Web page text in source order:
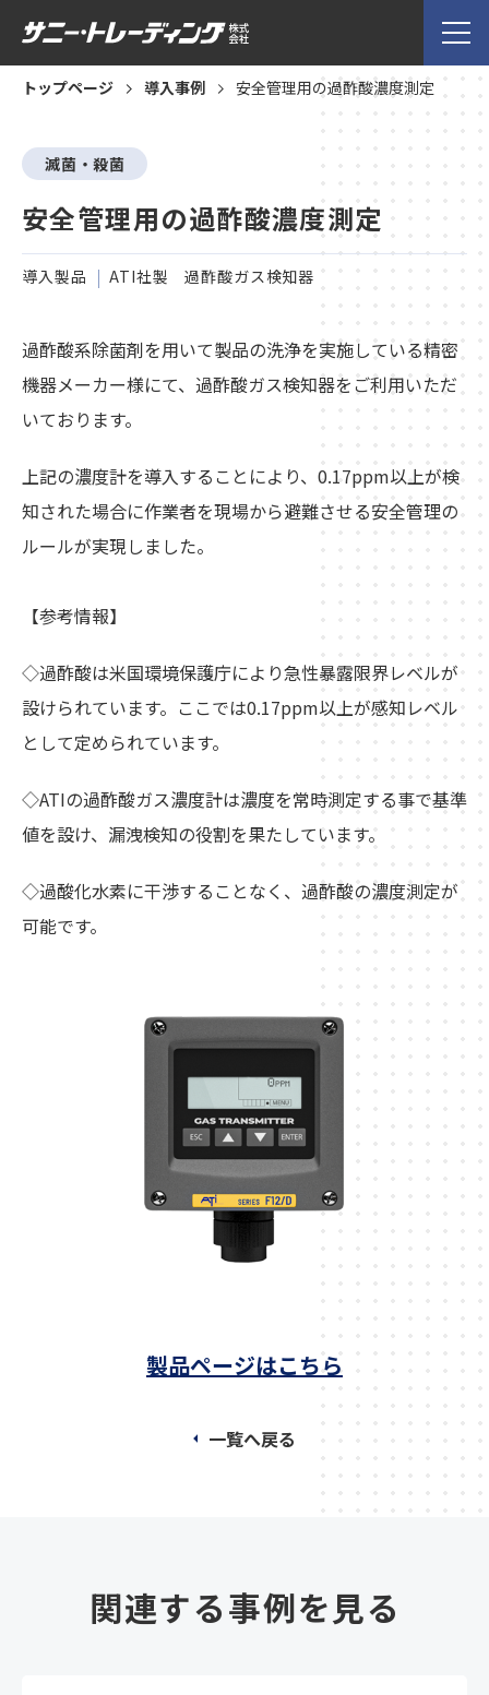
トップページ 導入事例 安全管理用の過酢酸濃度測定
滅菌・殺菌
安全管理用の過酢酸濃度測定
導入製品 ATI社製 過酢酸ガス検知器
過酢酸系除菌剤を用いて製品の洗浄を実施している精密
機器メーカー様にて、過酢酸ガス検知器をご利用いただ
いております。
上記の濃度計を導入することにより、0.17ppm以上が検
知された場合に作業者を現場から避難させる安全管理の
ルールが実現しました。
【参考情報】
◇過酢酸は米国環境保護庁により急性暴露限界レベルが
設けられています。ここでは0.17ppm以上が感知レベル
として定められています。
◇ATIの過酢酸ガス濃度計は濃度を常時測定する事で基準
値を設け、漏洩検知の役割を果たしています。
◇過酸化水素に干渉することなく、過酢酸の濃度測定が
可能です。
製品ページはこちら
一覧へ戻る
関連する事例を見る